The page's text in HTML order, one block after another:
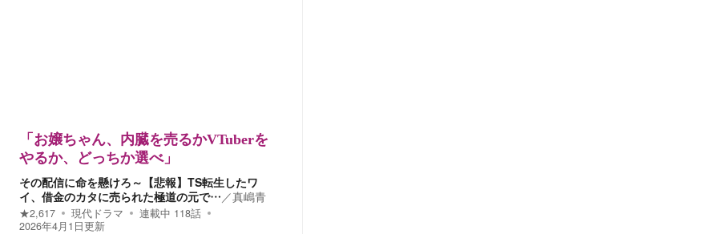
「お嬢ちゃん、内臓を売るかVTuberを
やるか、どっちか選べ」
その配信に命を懸けろ～【悲報】TS転生したワ
イ、借金のカタに売られた極道の元で…／真嶋青
★2,617 現代ドラマ 連載中 118話
2026年4月1日更新